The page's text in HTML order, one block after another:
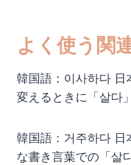
よく使う関
韓国語：이사하다 日
変えるときに「살다
韓国語：거주하다 日
な書き言葉での「살